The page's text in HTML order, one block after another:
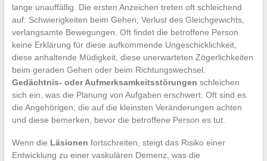
lange unauffällig. Die ersten Anzeichen treten oft schleichend
auf: Schwierigkeiten beim Gehen, Verlust des Gleichgewichts,
verlangsamte Bewegungen. Oft findet die betroffene Person
keine Erklärung für diese aufkommende Ungeschicklichkeit,
diese anhaltende Müdigkeit, diese unerwarteten Zögerlichkeiten
beim geraden Gehen oder beim Richtungswechsel.
Gedächtnis- oder Aufmerksamkeitsstörungen schleichen
sich ein, was die Planung von Aufgaben erschwert. Oft sind es
die Angehörigen, die auf die kleinsten Veränderungen achten
und diese bemerken, bevor die betroffene Person es tut.
Wenn die Läsionen fortschreiten, steigt das Risiko einer
Entwicklung zu einer vaskulären Demenz, was die